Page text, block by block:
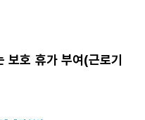
보호 휴가 부여(근로기